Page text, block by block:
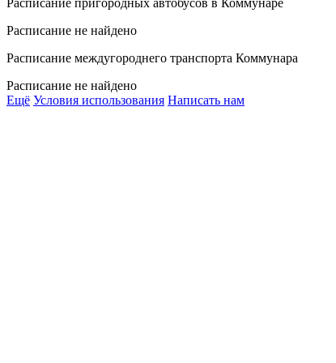
Расписание не найдено
Расписание междугороднего транспорта Коммунара
Расписание не найдено
Ещё Условия использования Написать нам